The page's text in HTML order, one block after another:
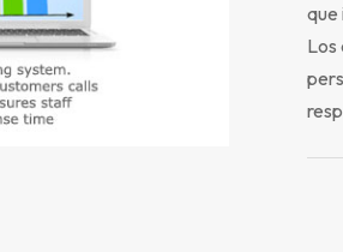
que
Los